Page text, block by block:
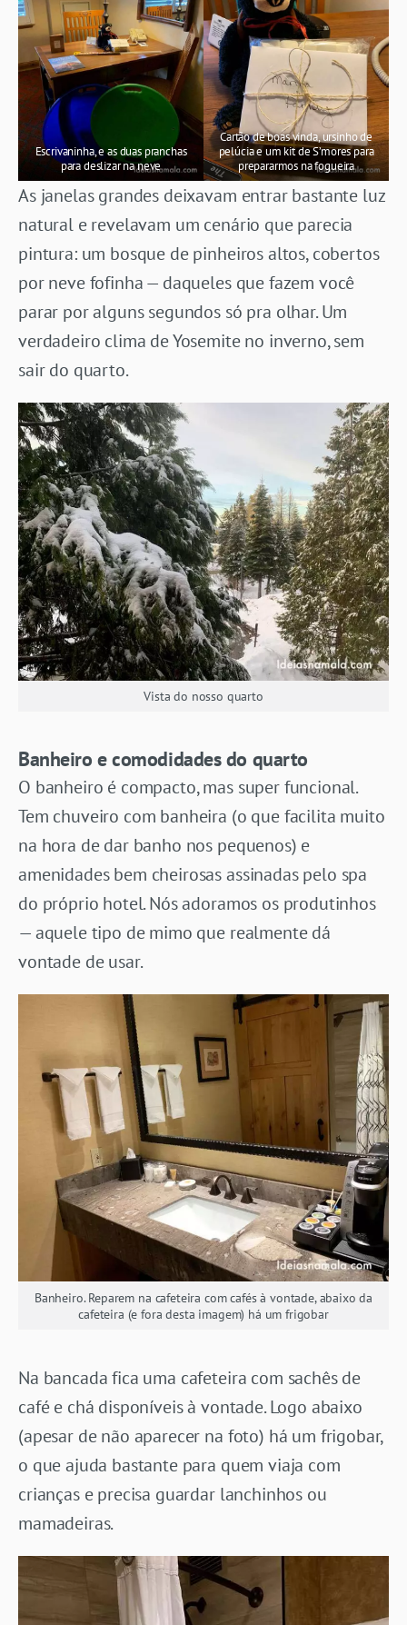
Escrivaninha, e as duas pranchas
para deslizar na neve
Cartão de boas vinda, ursinho de
pelúcia e um kit de S’mores para
prepararmos na fogueira
As janelas grandes deixavam entrar bastante luz
natural e revelavam um cenário que parecia
pintura: um bosque de pinheiros altos, cobertos
por neve fofinha — daqueles que fazem você
parar por alguns segundos só pra olhar. Um
verdadeiro clima de Yosemite no inverno, sem
sair do quarto.
Vista do nosso quarto
Banheiro e comodidades do quarto
O banheiro é compacto, mas super funcional.
Tem chuveiro com banheira (o que facilita muito
na hora de dar banho nos pequenos) e
amenidades bem cheirosas assinadas pelo spa
do próprio hotel. Nós adoramos os produtinhos
— aquele tipo de mimo que realmente dá
vontade de usar.
Banheiro. Reparem na cafeteira com cafés à vontade, abaixo da
cafeteira (e fora desta imagem) há um frigobar
Na bancada fica uma cafeteira com sachês de
café e chá disponíveis à vontade. Logo abaixo
(apesar de não aparecer na foto) há um frigobar,
o que ajuda bastante para quem viaja com
crianças e precisa guardar lanchinhos ou
mamadeiras.